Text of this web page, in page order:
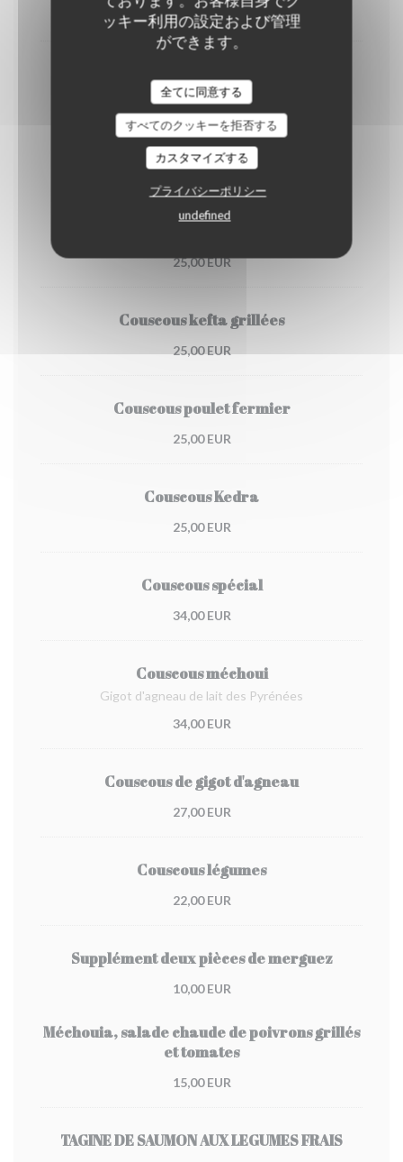
ッキー利用の設定および管理
ができます。
全てに同意する
すべてのクッキーを拒否する
カスタマイズする
プライバシーポリシー
undefined
24,00 EUR
25,00 EUR
Les Couscous
25,00 EUR
Couscous kefta grillées
25,00 EUR
Couscous poulet fermier
25,00 EUR
Couscous Kedra
25,00 EUR
Couscous spécial
34,00 EUR
Couscous méchoui
Gigot d'agneau de lait des Pyrénées
34,00 EUR
Couscous de gigot d'agneau
27,00 EUR
Couscous légumes
22,00 EUR
Supplément deux pièces de merguez
10,00 EUR
Méchouia, salade chaude de poivrons grillés
et tomates
15,00 EUR
TAGINE DE SAUMON AUX LEGUMES FRAIS